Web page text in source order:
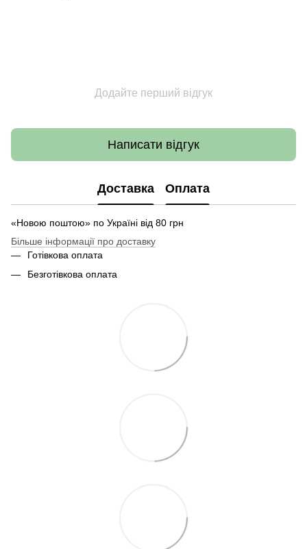
Додайте перший відгук
Написати відгук
Доставка Оплата
«Новою поштою» по Україні від 80 грн
Більше інформації про доставку
Готівкова оплата
Безготівкова оплата